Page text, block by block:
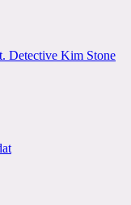
Detective Kim Stone